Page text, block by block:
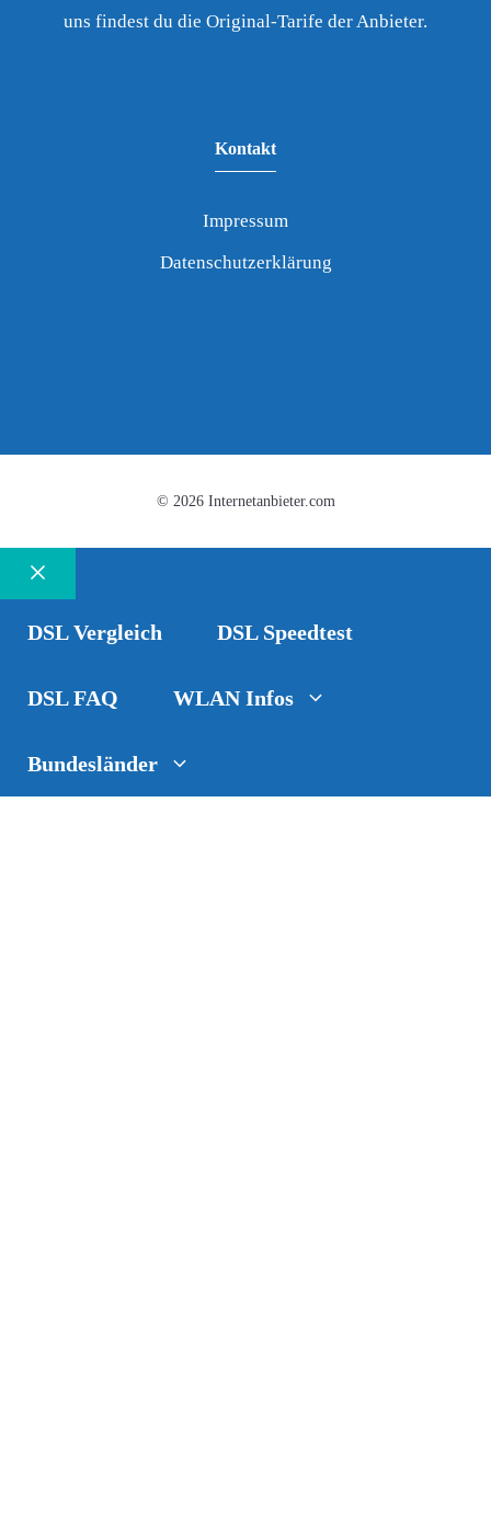
uns findest du die Original-Tarife der Anbieter.
Kontakt
Impressum
Datenschutzerklärung
© 2026 Internetanbieter.com
Schließen
DSL Vergleich DSL Speedtest
DSL FAQ WLAN Infos
Bundesländer